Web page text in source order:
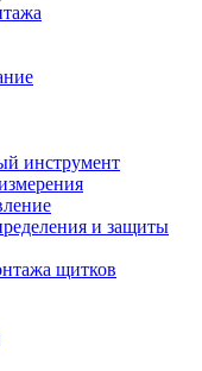
инструмент
и защиты
щитков